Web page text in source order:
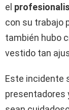
el
con su trabajo
también hubo
vestido tan
Este incidente
presentadores